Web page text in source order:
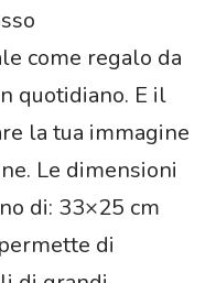
come regalo da
quotidiano. E il
la tua immagine
Le dimensioni
di: 33×25 cm
di